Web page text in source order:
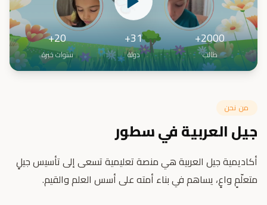
2000+
طالب
31+
دولة
20+
سنوات خبرة
من نحن
جيل العربية في سطور
أكاديمية جيل العربية هي منصة تعليمية تسعى إلى تأسيس جيلٍ